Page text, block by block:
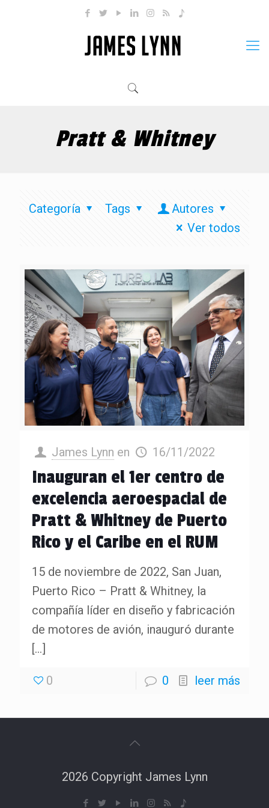
Pratt & Whitney
Categoría Tags
Autores
Ver todos
James Lynn en 16/11/2022
Inauguran el 1er centro de
excelencia aeroespacial de
Pratt & Whitney de Puerto
Rico y el Caribe en el RUM
15 de noviembre de 2022, San Juan,
Puerto Rico – Pratt & Whitney, la
compañía líder en diseño y fabricación
de motores de avión, inauguró durante
[…]
0 0 leer más
2026 Copyright James Lynn